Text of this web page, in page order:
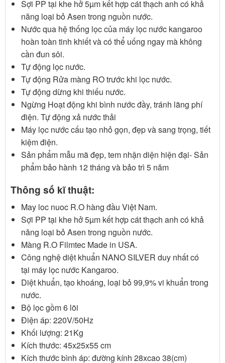
Sợi PP tại khe hở 5µm kết hợp cát thạch anh có khả
năng loại bỏ Asen trong nguồn nước.
Nước qua hệ thống lọc của máy lọc nước kangaroo
hoàn toàn tinh khiết và có thể uống ngay mà không
cần đun sôi.
Tự động lọc nước.
Tự động Rửa màng RO trước khi lọc nước.
Tự động dừng khi thiếu nước.
Ngừng Hoạt động khi bình nước đầy, tránh lãng phí
điện. Tự động xả nước thải
Máy lọc nước cấu tạo nhỏ gọn, đẹp và sang trọng, tiết
kiệm điện.
Sản phẩm mẫu mã đẹp, tem nhận diện hiện đại- Sản
phẩm bảo hành 12 tháng và bảo trì 5 năm
Thông số kĩ thuật:
May loc nuoc R.O hàng đầu Việt Nam.
Sợi PP tại khe hở 5µm kết hợp cát thạch anh có khả
năng loại bỏ Asen trong nguồn nước.
Màng R.O Filmtec Made in USA.
Công nghệ diệt khuẩn NANO SILVER duy nhất có
tại máy lọc nước Kangaroo.
Diệt khuẩn, tạo khoáng, loại bỏ 99,9% vi khuẩn trong
nước.
Bộ lọc gồm 6 lõi
Điện áp: 220V/50Hz
Khối lượng: 21Kg
Kích thước: 45x25x55 cm
Kích thước bình áp: đường kính 28xcao 38(cm)